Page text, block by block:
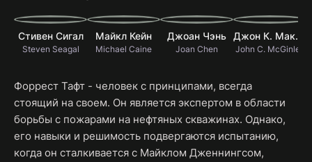
Стивен Сигал
Steven Seagal
Майкл Кейн
Michael Caine
Джоан Чэнь
Joan Chen
Джон К. МакГинли
John C. McGinley
Форрест Тафт - человек с принципами, всегда
стоящий на своем. Он является экспертом в области
борьбы с пожарами на нефтяных скважинах. Однако,
его навыки и решимость подвергаются испытанию,
когда он сталкивается с Майклом Дженнингсом,